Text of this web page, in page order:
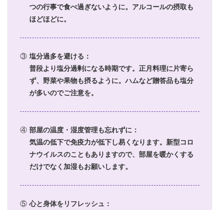
つの行事で食べ過ぎないように。アルコールの摂取も
ほどほどに。
③ 塩分過多を避ける：
普段より塩分過剰になる時期です。正月料理に片寄ら
ず、野菜や果物も摂るように。ハムなど贈答品も塩分
が多いのでご注意を。
④ 部屋の温度・湿度管理も忘れずに：
気温の低下で免疫力が低下し易くなります。新型コロ
ナウイルスのこともありますので、部屋を暖かくする
だけでなく加湿もお願いします。
⑤ 心と身体をリフレッシュ：